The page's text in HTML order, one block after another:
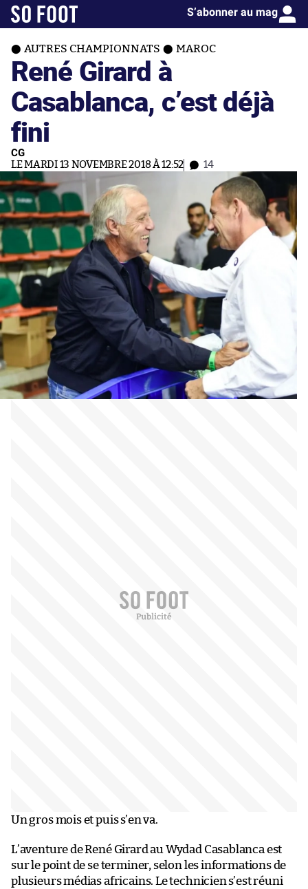
S’abonner au mag
AUTRES CHAMPIONNATS MAROC
René Girard à
Casablanca, c’est déjà
fini
CG
LE MARDI 13 NOVEMBRE 2018 À 12:52 14
Un gros mois et puis s’en va.
L’aventure de René Girard au Wydad Casablanca est
sur le point de se terminer, selon les informations de
plusieurs médias africains. Le technicien s’est réuni